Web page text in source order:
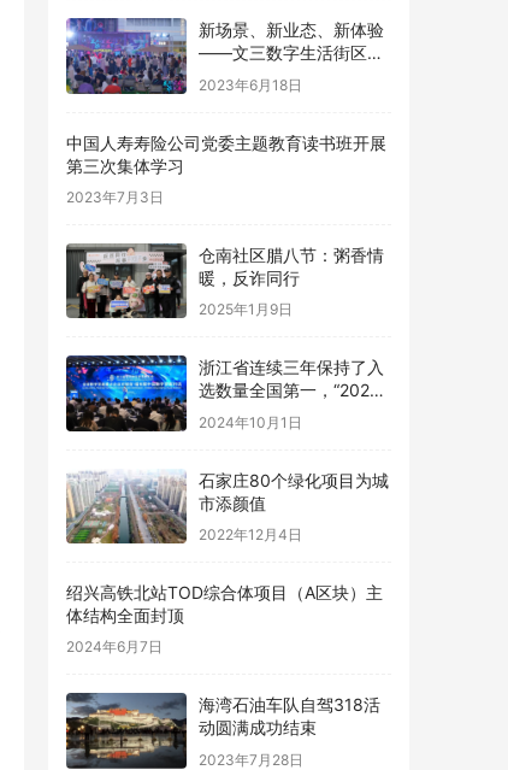
新场景、新业态、新体验
——文三数字生活街区数
字国潮市集沉浸式演绎夜
游新活力
2023年6月18日
中国人寿寿险公司党委主题教育读书班开展
第三次集体学习
2023年7月3日
仓南社区腊八节：粥香情
暖，反诈同行
2025年1月9日
浙江省连续三年保持了入
选数量全国第一，“2024
数字贸易系列评选”在杭州
2024年10月1日
石家庄80个绿化项目为城
市添颜值
2022年12月4日
绍兴高铁北站TOD综合体项目（A区块）主
体结构全面封顶
2024年6月7日
海湾石油车队自驾318活
动圆满成功结束
2023年7月28日